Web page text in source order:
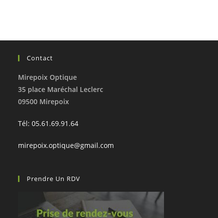
Contact
Mirepoix Optique
35 place Maréchal Leclerc
09500 Mirepoix
Tél: 05.61.69.91.64
mirepoix.optique@gmail.com
Prendre Un RDV